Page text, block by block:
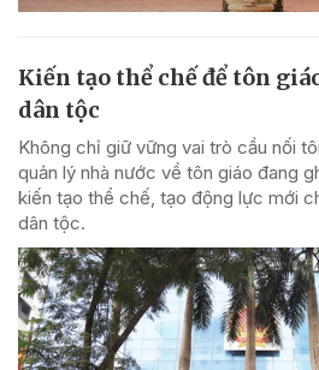
Kiến tạo thể chế để tôn
dân tộc
Không chỉ giữ vững vai trò cầu nối
quản lý nhà nước về tôn giáo đang
kiến tạo thể chế, tạo động lực mới
dân tộc.